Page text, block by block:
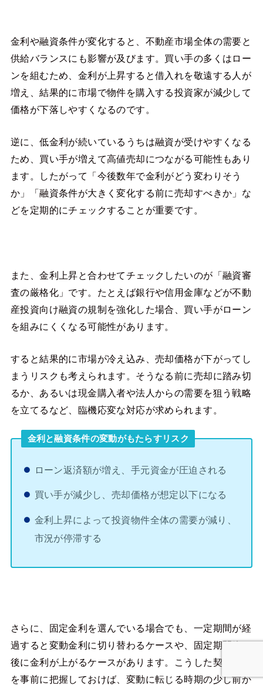
金利や融資条件が変化すると、不動産市場全体の需要と
供給バランスにも影響が及びます。買い手の多くはロー
ンを組むため、金利が上昇すると借入れを敬遠する人が
増え、結果的に市場で物件を購入する投資家が減少して
価格が下落しやすくなるのです。
逆に、低金利が続いているうちは融資が受けやすくなる
ため、買い手が増えて高値売却につながる可能性もあり
ます。したがって「今後数年で金利がどう変わりそう
か」「融資条件が大きく変化する前に売却すべきか」な
どを定期的にチェックすることが重要です。
また、金利上昇と合わせてチェックしたいのが「融資審
査の厳格化」です。たとえば銀行や信用金庫などが不動
産投資向け融資の規制を強化した場合、買い手がローン
を組みにくくなる可能性があります。
すると結果的に市場が冷え込み、売却価格が下がってし
まうリスクも考えられます。そうなる前に売却に踏み切
るか、あるいは現金購入者や法人からの需要を狙う戦略
を立てるなど、臨機応変な対応が求められます。
金利と融資条件の変動がもたらすリスク
ローン返済額が増え、手元資金が圧迫される
買い手が減少し、売却価格が想定以下になる
金利上昇によって投資物件全体の需要が減り、
市況が停滞する
さらに、固定金利を選んでいる場合でも、一定期間が経
過すると変動金利に切り替わるケースや、固定期間終了
後に金利が上がるケースがあります。こうした契約条件
を事前に把握しておけば、変動に転じる時期の少し前か